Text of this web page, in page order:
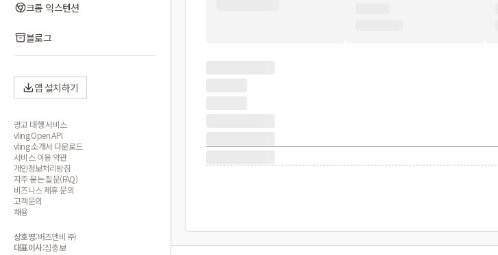
크롬 익스텐션
블로그
앱 설치하기
광고 대행 서비스
vling Open API
vling 소개서 다운로드
서비스 이용 약관
개인정보처리방침
자주 묻는 질문(FAQ)
비즈니스 제휴 문의
고객문의
채용
상호명:버즈앤비 ㈜
대표이사:심충보